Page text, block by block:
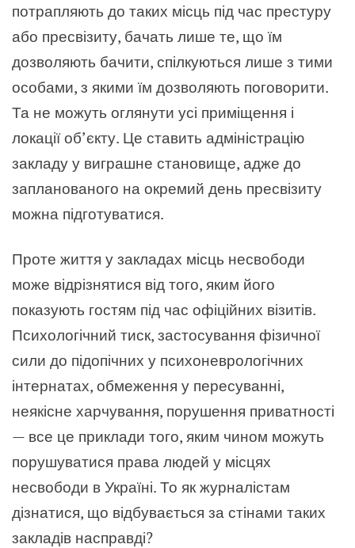
потрапляють до таких місць під час престуру
або пресвізиту, бачать лише те, що їм
дозволяють бачити, спілкуються лише з тими
особами, з якими їм дозволяють поговорити.
Та не можуть оглянути усі приміщення і
локації об’єкту. Це ставить адміністрацію
закладу у виграшне становище, адже до
запланованого на окремий день пресвізиту
можна підготуватися.
Проте життя у закладах місць несвободи
може відрізнятися від того, яким його
показують гостям під час офіційних візитів.
Психологічний тиск, застосування фізичної
сили до підопічних у психоневрологічних
інтернатах, обмеження у пересуванні,
неякісне харчування, порушення приватності
— все це приклади того, яким чином можуть
порушуватися права людей у місцях
несвободи в Україні. То як журналістам
дізнатися, що відбувається за стінами таких
закладів насправді?